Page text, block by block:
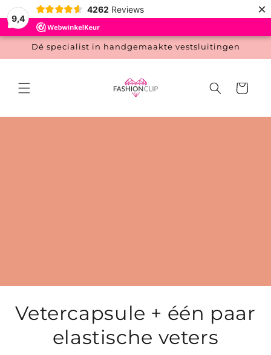
9,4
4262 Reviews ×
naar de
content
Dé specialist in handgemaakte vestsluitingen
C
Vetercapsule + één paar
elastische veters